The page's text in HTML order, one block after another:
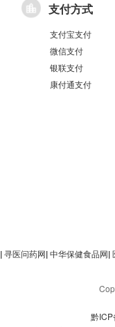
支付方式
支付宝支付
微信支付
银联支付
康付通支付
| 寻医问药网| 中华保健食品网|
黔